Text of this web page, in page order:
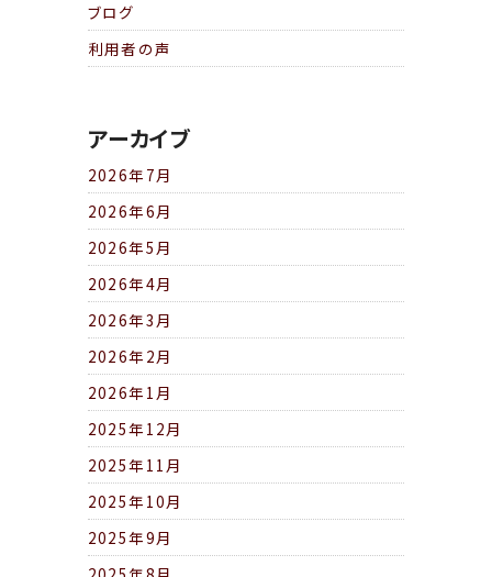
ブログ
利用者の声
アーカイブ
2026年7月
2026年6月
2026年5月
2026年4月
2026年3月
2026年2月
2026年1月
2025年12月
2025年11月
2025年10月
2025年9月